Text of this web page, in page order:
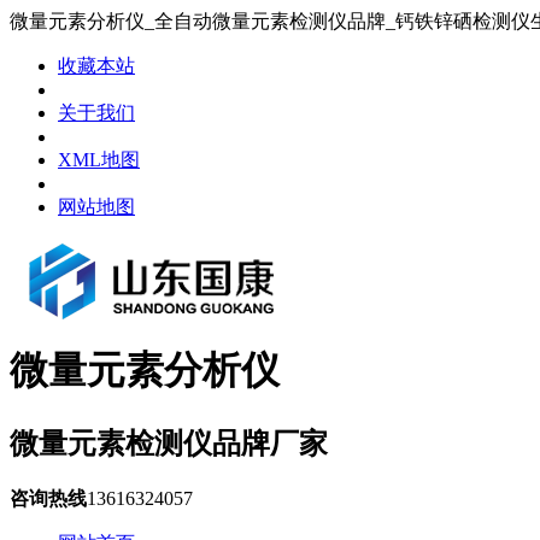
微量元素分析仪_全自动微量元素检测仪品牌_钙铁锌硒检测仪
收藏本站
关于我们
XML地图
网站地图
微量元素分析仪
微量元素检测仪品牌厂家
咨询热线13616324057